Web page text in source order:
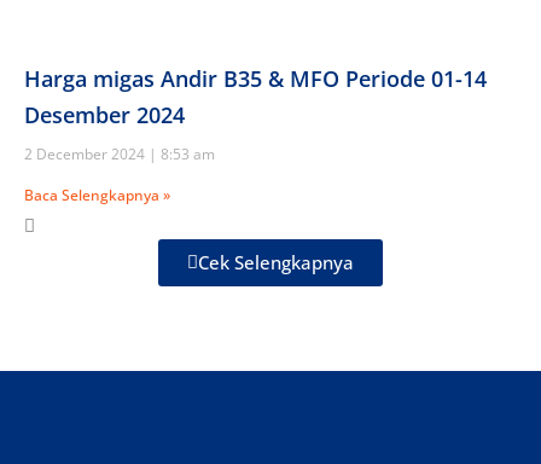
Harga migas Andir B35 & MFO Periode 01-14
Desember 2024
2 December 2024
8:53 am
Baca Selengkapnya »
Cek Selengkapnya